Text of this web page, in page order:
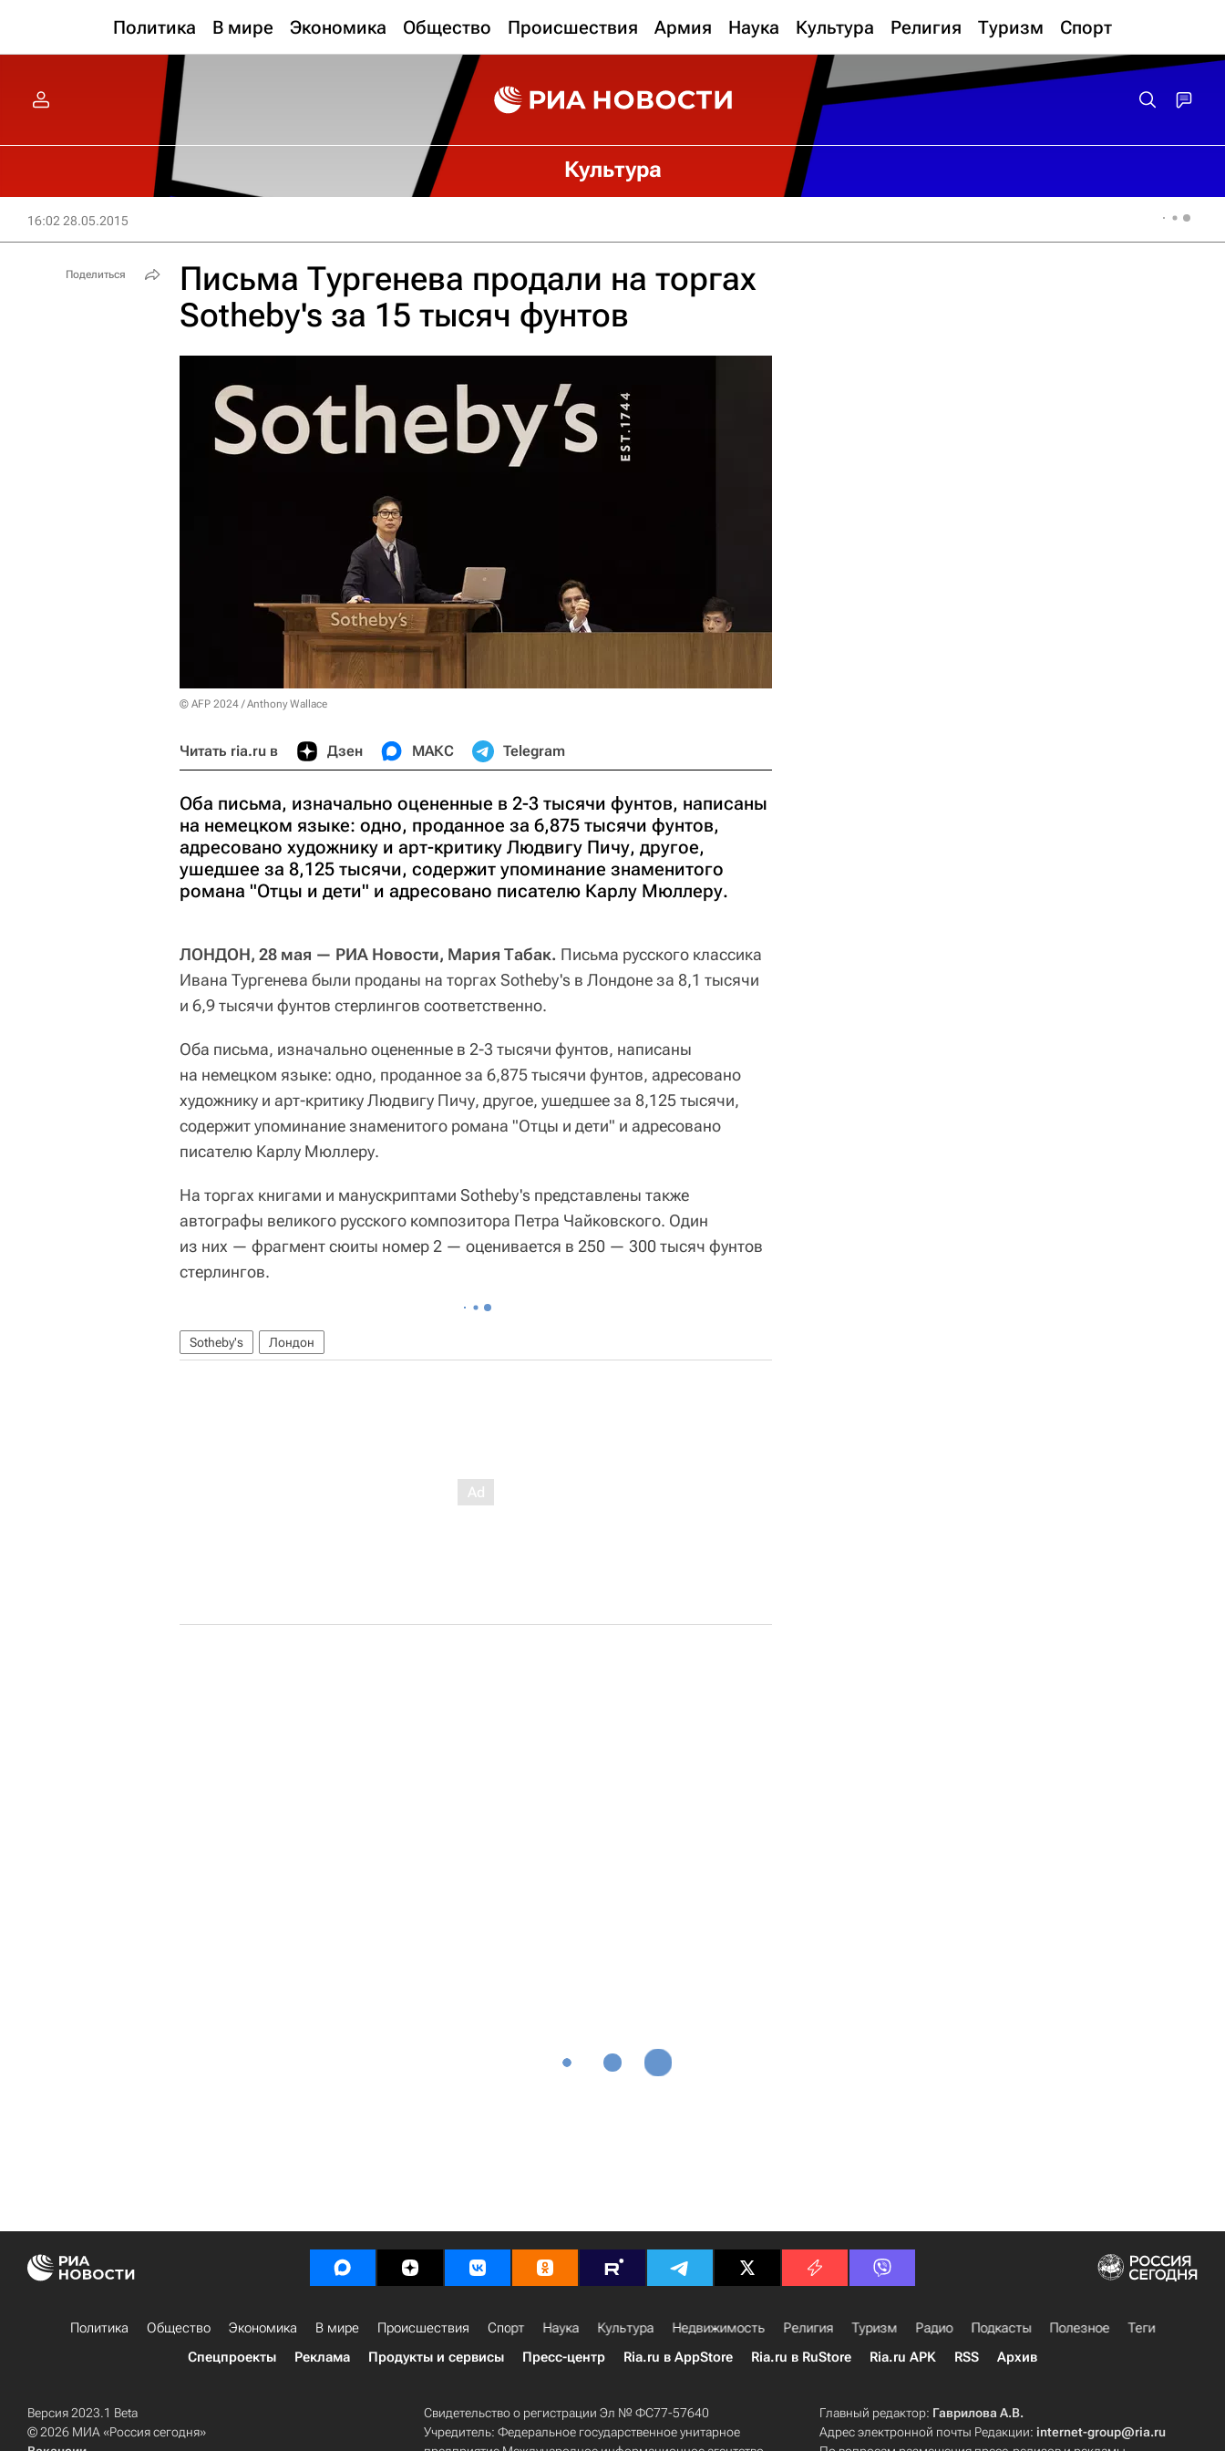
Политика В мире Экономика Общество Происшествия Армия Наука Культура Религия Туризм Спорт
Культура
16:02 28.05.2015
Письма Тургенева продали на торгах
Sotheby's за 15 тысяч фунтов
© AFP 2024 / Anthony Wallace
Читать ria.ru в Дзен МАКС Telegram
Оба письма, изначально оцененные в 2-3 тысячи фунтов, написаны
на немецком языке: одно, проданное за 6,875 тысячи фунтов,
адресовано художнику и арт-критику Людвигу Пичу, другое,
ушедшее за 8,125 тысячи, содержит упоминание знаменитого
романа "Отцы и дети" и адресовано писателю Карлу Мюллеру.
ЛОНДОН, 28 мая — РИА Новости, Мария Табак. Письма русского классика
Ивана Тургенева были проданы на торгах Sotheby's в Лондоне за 8,1 тысячи
и 6,9 тысячи фунтов стерлингов соответственно.
Оба письма, изначально оцененные в 2-3 тысячи фунтов, написаны
на немецком языке: одно, проданное за 6,875 тысячи фунтов, адресовано
художнику и арт-критику Людвигу Пичу, другое, ушедшее за 8,125 тысячи,
содержит упоминание знаменитого романа "Отцы и дети" и адресовано
писателю Карлу Мюллеру.
На торгах книгами и манускриптами Sotheby's представлены также
автографы великого русского композитора Петра Чайковского. Один
из них — фрагмент сюиты номер 2 — оценивается в 250 — 300 тысяч фунтов
стерлингов.
Sotheby's Лондон
Поделиться
Политика Общество Экономика В мире Происшествия Спорт Наука Культура Недвижимость Религия Туризм Радио Подкасты Полезное
Теги
Спецпроекты
Реклама Продукты и сервисы Пресс-центр Ria.ru в AppStore Ria.ru в RuStore Ria.ru APK RSS Архив
Версия 2023.1 Beta
© 2026 МИА «Россия сегодня»
Свидетельство о регистрации Эл № ФС77-57640
Учредитель: Федеральное государственное унитарное
Главный редактор: Гаврилова А.В.
Адрес электронной почты Редакции:internet-group@ria.ru